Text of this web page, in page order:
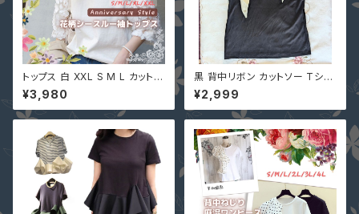
トップス 白 XXL S M L カットソ
ー Tシャツ 刺繍 シャツ 80401
56 丸首 花柄 レース 透け感 七
分袖 シースルー袖 レディース
¥3,980
黒 背中リボン カットソー Tシャ
ツ 夏 トップス 90014746 薄手
半袖 新品
¥2,999